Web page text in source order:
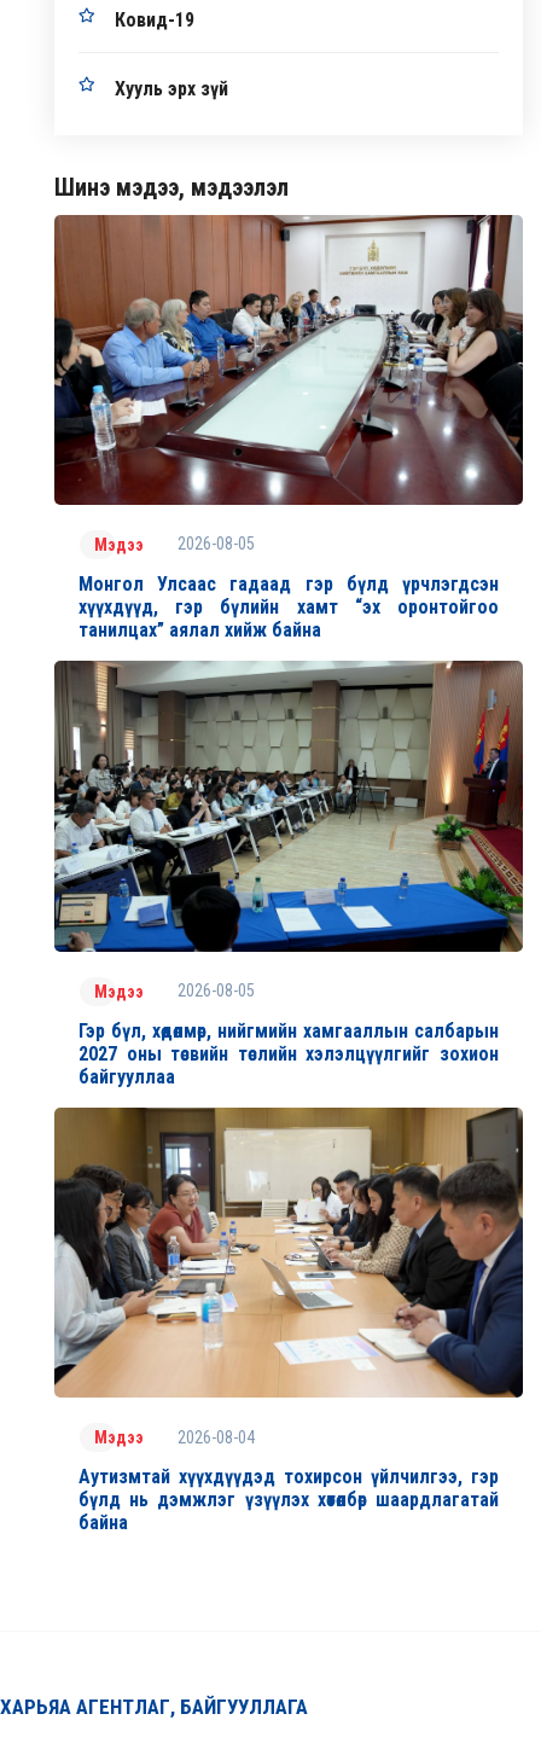
Ковид-19
Хууль эрх зүй
Шинэ мэдээ, мэдээлэл
Мэдээ 2026-08-05
Монгол Улсаас гадаад гэр бүлд үрчлэгдсэн
хүүхдүүд, гэр бүлийн хамт “эх оронтойгоо
танилцах” аялал хийж байна
Мэдээ 2026-08-05
Гэр бүл, хөдөлмөр, нийгмийн хамгааллын салбарын
2027 оны төсвийн төслийн хэлэлцүүлгийг зохион
байгууллаа
Мэдээ 2026-08-04
Аутизмтай хүүхдүүдэд тохирсон үйлчилгээ, гэр
бүлд нь дэмжлэг үзүүлэх хөтөлбөр шаардлагатай
байна
ХАРЬЯА АГЕНТЛАГ, БАЙГУУЛЛАГА